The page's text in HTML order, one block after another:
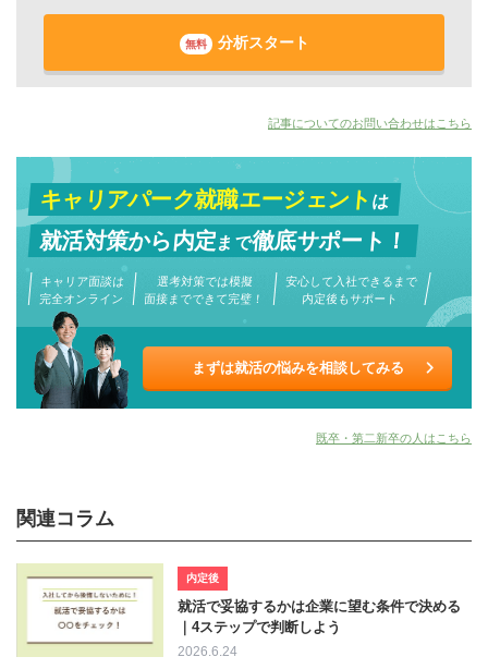
無料 分析スタート
記事についてのお問い合わせはこちら
キャリアパーク就職エージェントは
就活対策から内定まで徹底サポート！
キャリア面談は
完全オンライン
選考対策では模擬
面接までできて完璧！
安心して入社できるまで
内定後もサポート
まずは就活の悩みを相談してみる
既卒・第二新卒の人はこちら
関連コラム
内定後
就活で妥協するかは企業に望む条件で決める
｜4ステップで判断しよう
2026.6.24